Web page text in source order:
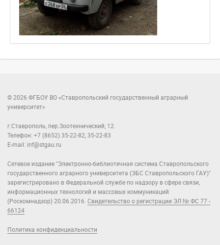
© 2026 ФГБОУ ВО «Ставропольский государственный аграрный
университет»
г.Ставрополь, пер.Зоотехнический, 12.
Телефон: +7 (8652) 35-22-82, 35-22-83
E-mail: inf@stgau.ru
Сетевое издание "Электронно-библиотечная система Ставропольского
государственного аграрного университета (ЭБС Ставропольского ГАУ)"
зарегистрировано в Федеральной службе по надзору в сфере связи,
информационных технологий и массовых коммуникаций
(Роскомнадзор) 20.06.2016. Свидетельство о регистрации ЭЛ № ФС 77 -
66124
Политика конфиденциальности